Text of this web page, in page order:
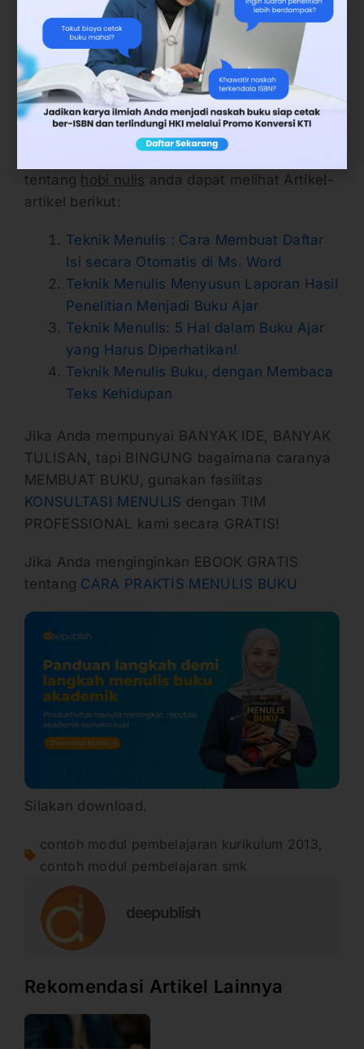
Apakah Anda punya hobi nulis sedang atau
ingin menulis buku? Dengan menjadi
penulispenerbit buku
Deepublish, buku Anda
kami terbitkan secara gratis. Anda cukup
mengganti biaya cetak. Silakan isi data diri
Andadi sini.
tentang hobi nulis anda dapat melihat Artikel-
artikel berikut:
Teknik Menulis : Cara Membuat Daftar
Isi secara Otomatis di Ms. Word
Teknik Menulis Menyusun Laporan Hasil
Penelitian Menjadi Buku Ajar
Teknik Menulis: 5 Hal dalam Buku Ajar
yang Harus Diperhatikan!
Teknik Menulis Buku, dengan Membaca
Teks Kehidupan
Jika Anda mempunyai BANYAK IDE, BANYAK
TULISAN, tapi BINGUNG bagaimana caranya
MEMBUAT BUKU, gunakan fasilitas
KONSULTASI MENULIS dengan TIM
PROFESSIONAL kami secara GRATIS!
Jika Anda menginginkan EBOOK GRATIS
tentang CARA PRAKTIS MENULIS BUKU
Silakan download.
contoh modul pembelajaran kurikulum 2013,
contoh modul pembelajaran smk
deepublish
Rekomendasi Artikel Lainnya